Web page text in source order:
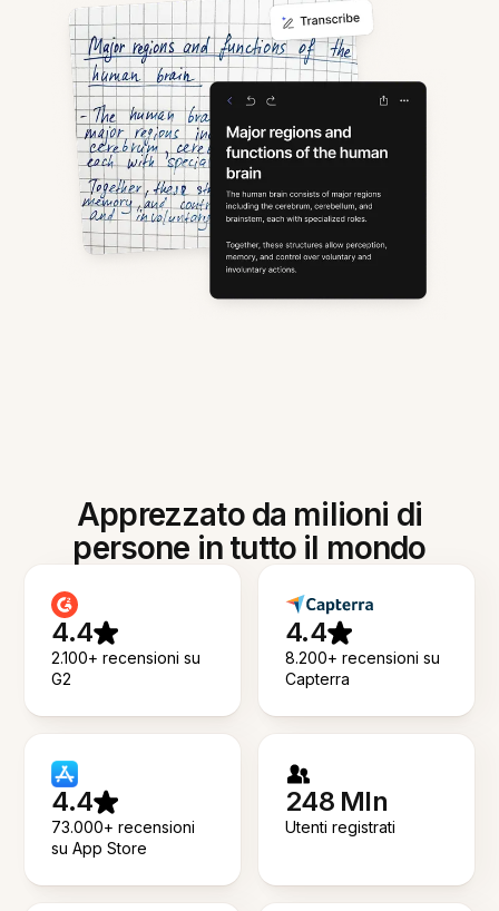
Apprezzato da milioni di
persone in tutto il mondo
4.4
2.100+ recensioni su
G2
4.4
8.200+ recensioni su
Capterra
4.4
73.000+ recensioni
su App Store
248 Mln
Utenti registrati